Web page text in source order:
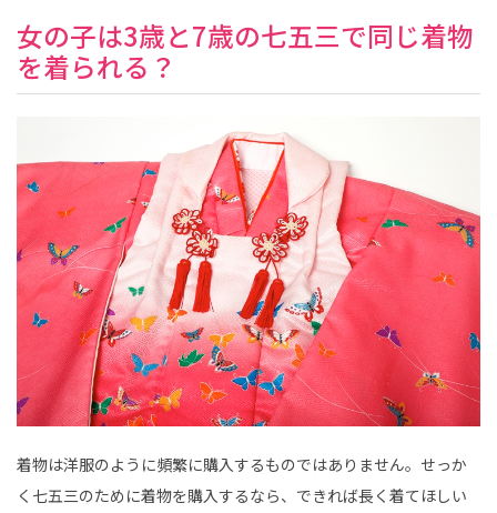
女の子は3歳と7歳の七五三で同じ着物
を着られる？
着物は洋服のように頻繁に購入するものではありません。せっか
く七五三のために着物を購入するなら、できれば長く着てほしい